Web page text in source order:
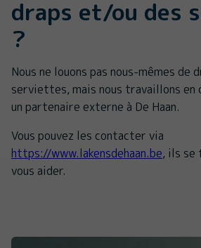
draps et/ou des
?
Nous ne louons pas nous-mêmes de
serviettes, mais nous travaillons en
un partenaire externe à De Haan.
Vous pouvez les contacter via
https://www.lakensdehaan.be, ils se
vous aider.